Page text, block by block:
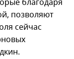
благодаря
позволяют
сейчас